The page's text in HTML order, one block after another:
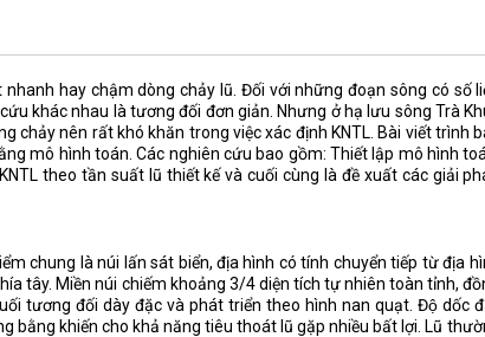
hay chậm dòng chảy lũ. Đối với những đoạn sông có số
khác nhau là tương đối đơn giản. Nhưng ở hạ lưu sông Trà
chảy nên rất khó khăn trong việc xác định KNTL. Bài viết trình
mô hình toán. Các nghiên cứu bao gồm: Thiết lập mô hình
theo tần suất lũ thiết kế và cuối cùng là đề xuất các giải
chung là núi lấn sát biển, địa hình có tính chuyển tiếp từ địa
tây. Miền núi chiếm khoảng 3/4 diện tích tự nhiên toàn tỉnh,
tương đối dày đặc và phát triển theo hình nan quạt. Độ dốc
bằng khiến cho khả năng tiêu thoát lũ gặp nhiều bất lợi. Lũ